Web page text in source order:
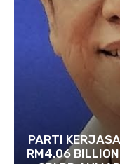
PARTI
RM4.06